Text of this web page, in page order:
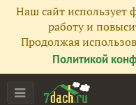
Наш сайт использует
работу и
Продолжая
Политикой